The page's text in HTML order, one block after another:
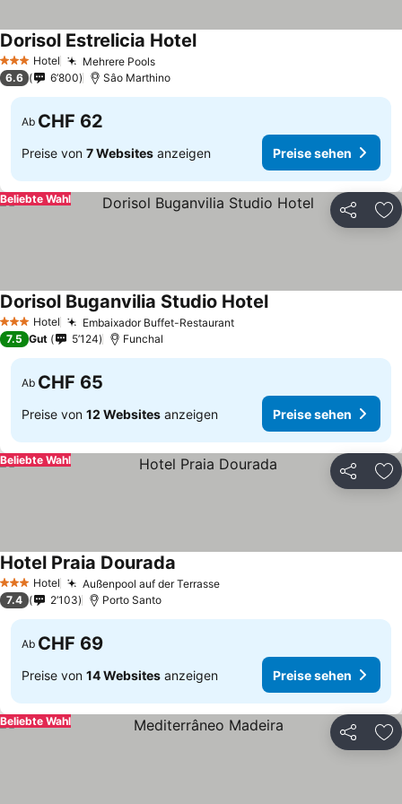
3 SterneHotel Mehrere PoolsPreise sehen
Dorisol Estrelicia HotelPreise sehen
6.6 6’800 Sâo Marthino
Ab CHF 62
Preise von 7 Websites anzeigen Preise sehen
Teilen
Beliebte Wahl
3 SterneHotel Embaixador Buffet-RestaurantPreise sehen
Dorisol Buganvilia Studio HotelPreise sehen
7.5 Gut 5’124 Funchal
Ab CHF 65
Preise von 12 Websites anzeigen Preise sehen
Teilen
Beliebte Wahl
3 SterneHotel Außenpool auf der TerrassePreise sehen
Hotel Praia Dourada
7.4 2’103 Porto Santo
Ab CHF 69
Preise von 14 Websites anzeigen Preise sehen
Teilen
Beliebte Wahl